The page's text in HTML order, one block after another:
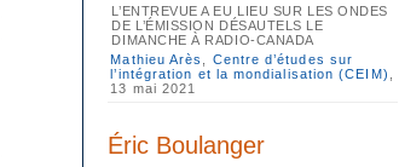
L’ENTREVUE A EU LIEU SUR LES ONDES
DE L’ÉMISSION DÉSAUTELS LE
DIMANCHE À RADIO-CANADA
Mathieu Arès
Centre d’études sur
l’intégration et la mondialisation (CEIM)
13 mai 2021
Éric Boulanger